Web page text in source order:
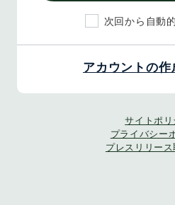
次回から自動
アカウントの作
サイトポリ
プライバシー
プレスリリー